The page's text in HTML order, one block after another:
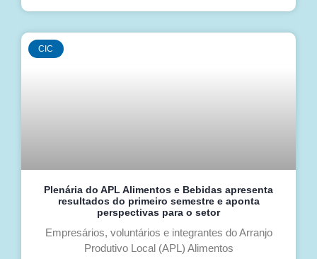
CIC
Plenária do APL Alimentos e Bebidas apresenta
resultados do primeiro semestre e aponta
perspectivas para o setor
Empresários, voluntários e integrantes do Arranjo
Produtivo Local (APL) Alimentos